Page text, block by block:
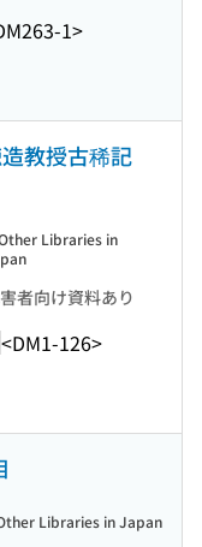
1>
教授古稀記
者向け資料あり
<DM1-126>
Libraries in
Libraries in Japan